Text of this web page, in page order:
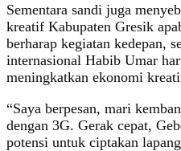
Sementara sandi juga
kreatif Kabupaten Gresik
berharap kegiatan kedepan,
internasional Habib Umar
meningkatkan ekonomi
“Saya berpesan, mari
dengan 3G. Gerak cepat,
potensi untuk ciptakan